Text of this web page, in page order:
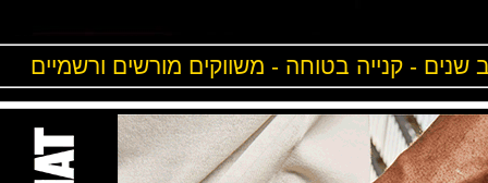
- קנייה בטוחה - משווקים מורשים ורשמיים